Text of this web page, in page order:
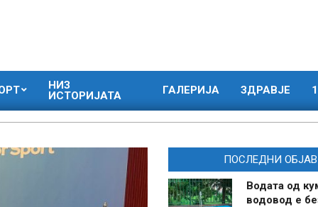
НИЗ
ИСТОРИЈАТА
ГАЛЕРИЈА ЗДРАВЈЕ
ПОСЛЕДНИ
Водата од
водовод е